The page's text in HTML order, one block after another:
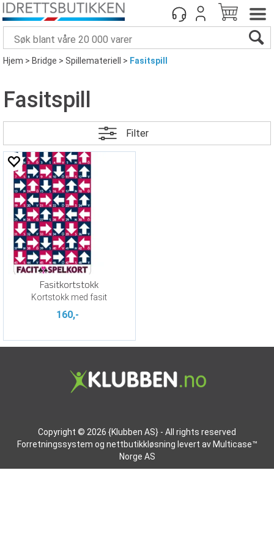
Hjem>Bridge>Spillemateriell > Fasitspill
Fasitspill
Filter
Fasitkortstokk
Kortstokk med fasit
160,-
Copyright © 2026 {Klubben AS} - All rights reserved
Forretningssystem og nettbutikkløsning levert avMulticase™
Norge AS